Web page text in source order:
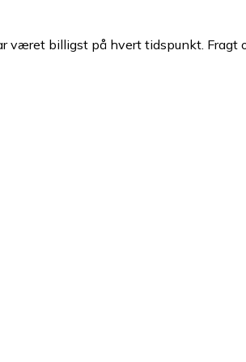
været billigst på hvert tidspunkt. Fragt